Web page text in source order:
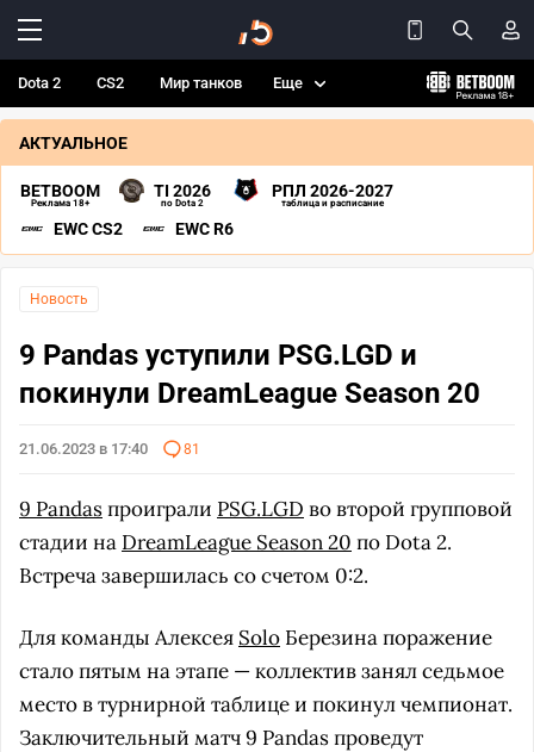
Dota 2 CS2 Мир танков Еще
АКТУАЛЬНОЕ
BETBOOM
Реклама 18+
TI 2026
по Dota 2
РПЛ 2026-2027
таблица и расписание
EWC CS2 EWC R6
Новость
9 Pandas уступили PSG.LGD и
покинули DreamLeague Season 20
21.06.2023 в 17:40 81
9 Pandasпроиграли PSG.LGD во второй групповой
стадии на DreamLeague Season 20 по Dota 2.
Встреча завершилась со счетом 0:2.
Для команды Алексея Solo Березина поражение
стало пятым на этапе — коллектив занял седьмое
место в турнирной таблице и покинул чемпионат.
Заключительный матч 9 Pandas проведут